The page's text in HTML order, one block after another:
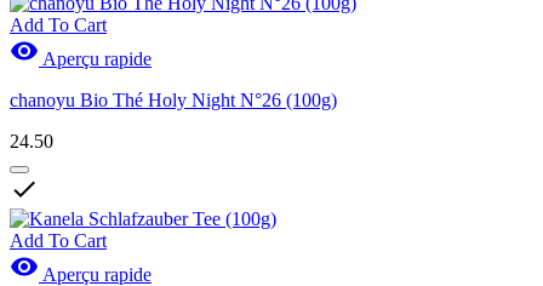
Add To Cart
 Aperçu rapide
chanoyu Bio Thé Holy Night N°26 (100g)
24.50

Add To Cart
 Aperçu rapide